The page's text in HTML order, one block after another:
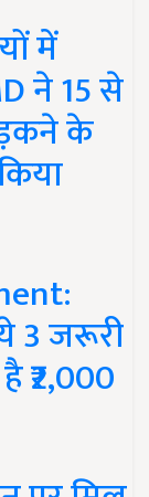
में
ने 15 से
के
3 जरूरी
₹2,000